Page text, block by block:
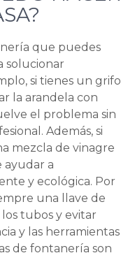
que puedes
solucionar
si tienes un grifo
la arandela con
el problema sin
Además, si
mezcla de vinagre
ayudar a
y ecológica. Por
una llave de
tubos y evitar
y las herramientas
de fontanería son